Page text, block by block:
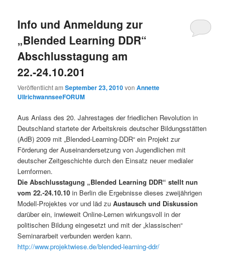
Info und Anmeldung zur
„Blended Learning DDR“
Abschlusstagung am
22.-24.10.201
Veröffentlicht amSeptember 23, 2010vonAnnette
UllrichwannseeFORUM
Aus Anlass des 20. Jahrestages der friedlichen Revolution in
Deutschland startete der Arbeitskreis deutscher Bildungsstätten
(AdB) 2009 mit „Blended-Learning-DDR“ ein Projekt zur
Förderung der Auseinandersetzung von Jugendlichen mit
deutscher Zeitgeschichte durch den Einsatz neuer medialer
Lernformen.
Die Abschlusstagung „Blended Learning DDR“ stellt nun
vom 22.-24.10.10 in Berlin die Ergebnisse dieses zweijährigen
Modell-Projektes vor und läd zuAustausch und Diskussion
darüber ein, inwieweit Online-Lernen wirkungsvoll in der
politischen Bildung eingesetzt und mit der „klassischen“
Seminararbeit verbunden werden kann.
http://www.projektwiese.de/blended-learning-ddr/